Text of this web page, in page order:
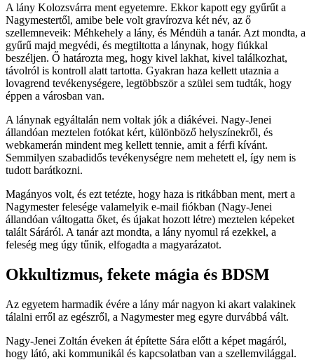
A lány Kolozsvárra ment egyetemre. Ekkor kapott egy gyűrűt a
Nagymestertől, amibe bele volt gravírozva két név, az ő
szellemneveik: Méhkehely a lány, és Méndüh a tanár. Azt mondta, a
gyűrű majd megvédi, és megtiltotta a lánynak, hogy fiúkkal
beszéljen. Ő határozta meg, hogy kivel lakhat, kivel találkozhat,
távolról is kontroll alatt tartotta. Gyakran haza kellett utaznia a
lovagrend tevékenységere, legtöbbször a szülei sem tudták, hogy
éppen a városban van.
A lánynak egyáltalán nem voltak jók a diákévei. Nagy-Jenei
állandóan meztelen fotókat kért, különböző helyszínekről, és
webkamerán mindent meg kellett tennie, amit a férfi kívánt.
Semmilyen szabadidős tevékenységre nem mehetett el, így nem is
tudott barátkozni.
Magányos volt, és ezt tetézte, hogy haza is ritkábban ment, mert a
Nagymester felesége valamelyik e-mail fiókban (Nagy-Jenei
állandóan váltogatta őket, és újakat hozott létre) meztelen képeket
talált Sáráról. A tanár azt mondta, a lány nyomul rá ezekkel, a
feleség meg úgy tűnik, elfogadta a magyarázatot.
Okkultizmus, fekete mágia és BDSM
Az egyetem harmadik évére a lány már nagyon ki akart valakinek
tálalni erről az egészről, a Nagymester meg egyre durvábbá vált.
Nagy-Jenei Zoltán éveken át építette Sára előtt a képet magáról,
hogy látó, aki kommunikál és kapcsolatban van a szellemvilággal.